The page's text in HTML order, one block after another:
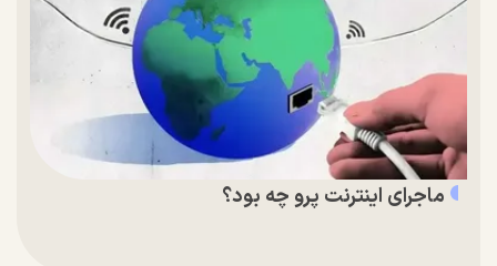
ماجرای اینترنت پرو چه بود؟